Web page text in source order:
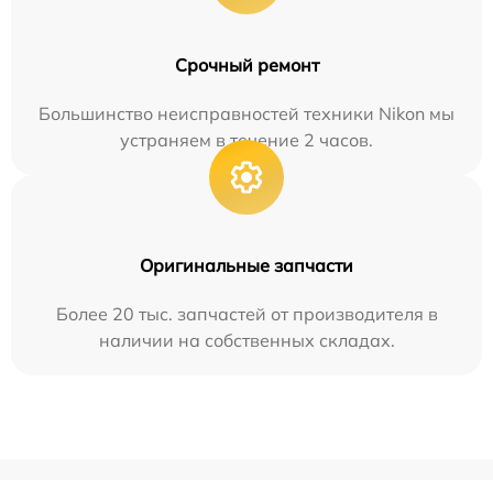
Срочный ремонт
Большинство неисправностей техники Nikon мы
устраняем в течение 2 часов.
Оригинальные запчасти
Более 20 тыс. запчастей от производителя в
наличии на собственных складах.